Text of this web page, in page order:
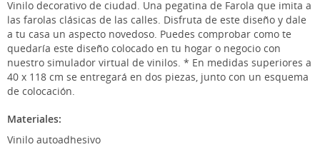
Vinilo decorativo de ciudad. Una pegatina de Farola que imita a
las farolas clásicas de las calles. Disfruta de este diseño y dale
a tu casa un aspecto novedoso. Puedes comprobar como te
quedaría este diseño colocado en tu hogar o negocio con
nuestro simulador virtual de vinilos. * En medidas superiores a
40 x 118 cm se entregará en dos piezas, junto con un esquema
de colocación.
Materiales:
Vinilo autoadhesivo